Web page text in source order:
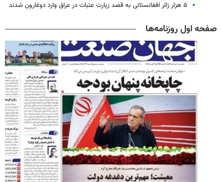
۵ هزار زائر افغانستانی به قصد زیارت عتبات در عراق وارد دوغارون شدند
صفحه اول روزنامه‌ها